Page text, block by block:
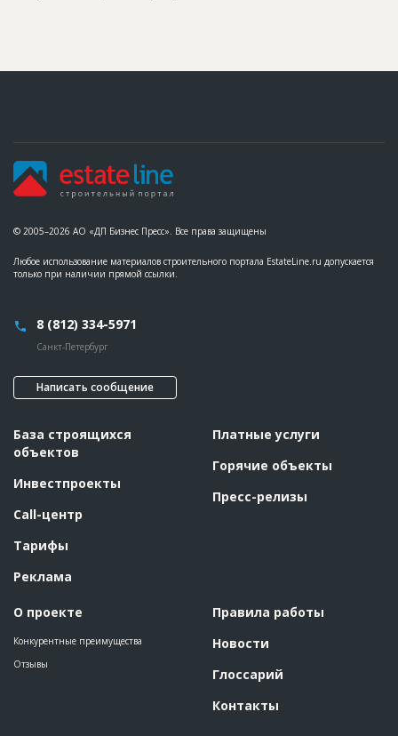
© 2005–2026 АО «ДП Бизнес Пресс». Все права защищены
Любое использование материалов строительного портала EstateLine.ru допускается
только при наличии прямой ссылки.
8 (812) 334-5971
Санкт-Петербург
Написать сообщение
База строящихся
объектов
Инвестпроекты
Call-центр
Тарифы
Реклама
О проекте
Конкурентные преимущества
Отзывы
Платные услуги
Горячие объекты
Пресс-релизы
Правила работы
Новости
Глоссарий
Контакты